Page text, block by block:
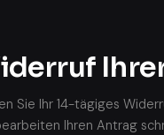
Sie Ihr 14-tägiges
Ihren Antrag